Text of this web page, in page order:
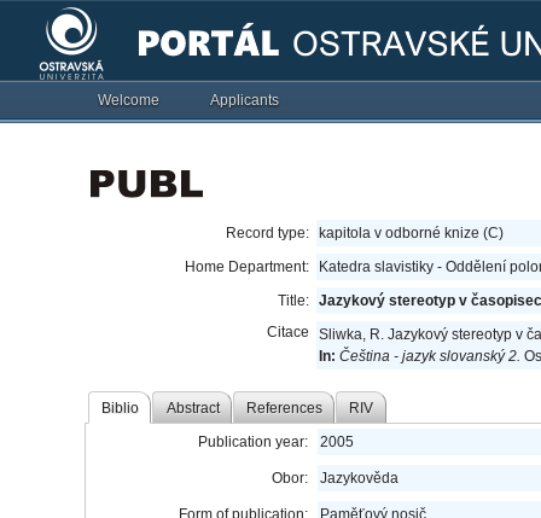
Welcome Applicants
Record type:
kapitola v odborné knize (C)
Home Department:
Katedra slavistiky - Oddělení
Title: Jazykový stereotyp v
Citace
Sliwka, R. Jazykový stereotyp v
In: Čeština - jazyk slovanský 2.
Biblio Abstract References RIV
Publication year: 2005
Obor: Jazykověda
Form of publication: Paměťový nosič